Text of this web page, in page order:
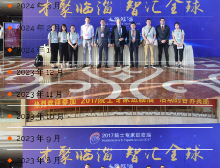
2024 年 3 月
2024 年 2 月
2024 年 1 月
2023 年 12 月
2023 年 11 月
2023 年 10 月
2023 年 9 月
2023 年 8 月